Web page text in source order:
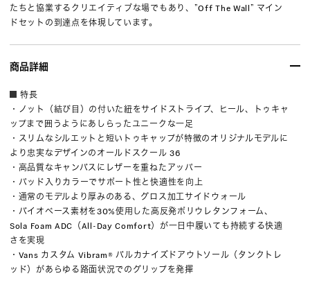
たちと協業するクリエイティブな場でもあり、”Off The Wall” マイン
ドセットの到達点を体現しています。
商品詳細
特長
・ノット（結び目）の付いた紐をサイドストライプ、ヒール、トゥキャ
ップまで囲うようにあしらったユニークな一足
・スリムなシルエットと短いトゥキャップが特徴のオリジナルモデルに
より忠実なデザインのオールドスクール 36
・高品質なキャンバスにレザーを重ねたアッパー
・パッド入りカラーでサポート性と快適性を向上
・通常のモデルより厚みのある、グロス加工サイドウォール
・バイオベース素材を30%使用した高反発ポリウレタンフォーム、
Sola Foam ADC（All-Day Comfort）が一日中履いても持続する快適
さを実現
・Vans カスタム Vibram® バルカナイズドアウトソール（タンクトレ
ッド）があらゆる路面状況でのグリップを発揮